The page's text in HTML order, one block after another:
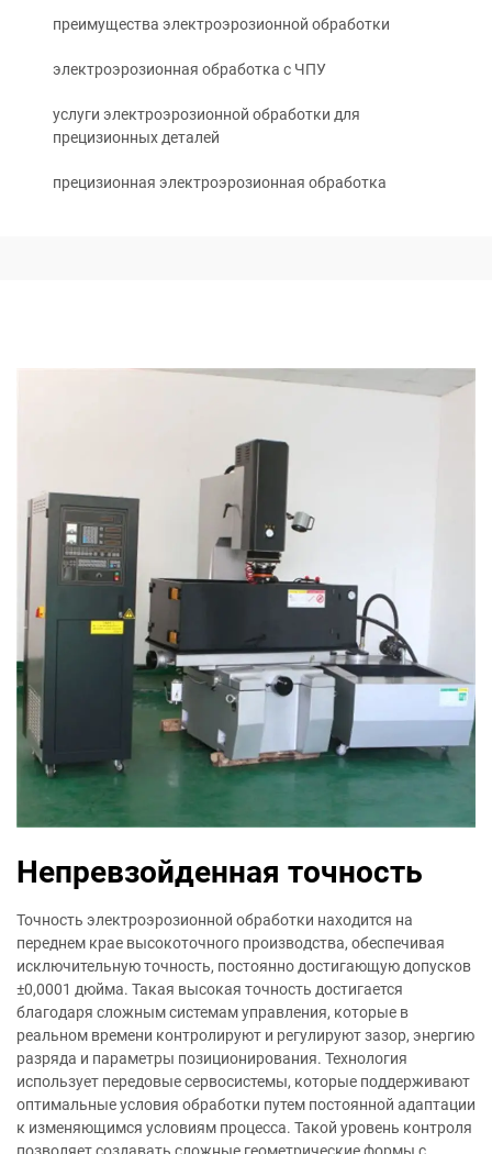
преимущества электроэрозионной обработки
электроэрозионная обработка с ЧПУ
услуги электроэрозионной обработки для
прецизионных деталей
прецизионная электроэрозионная обработка
Непревзойденная точность
Точность электроэрозионной обработки находится на
переднем крае высокоточного производства, обеспечивая
исключительную точность, постоянно достигающую допусков
±0,0001 дюйма. Такая высокая точность достигается
благодаря сложным системам управления, которые в
реальном времени контролируют и регулируют зазор, энергию
разряда и параметры позиционирования. Технология
использует передовые сервосистемы, которые поддерживают
оптимальные условия обработки путем постоянной адаптации
к изменяющимся условиям процесса. Такой уровень контроля